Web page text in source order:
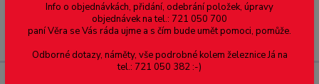
Menu
Info o objednávkách, přidání, odebrání položek, úpravy
objednávek na tel.: 721 050 700
paní Věra se Vás ráda ujme a s čím bude umět pomoci, pomůže.
Odborné dotazy, náměty, vše podrobné kolem železnice Já na
tel.: 721 050 382 :-)